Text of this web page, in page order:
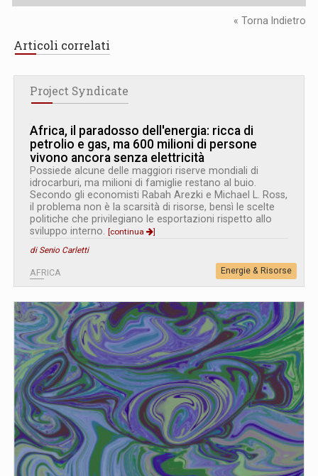
« Torna Indietro
Articoli correlati
Project Syndicate
Africa, il paradosso dell'energia: ricca di
petrolio e gas, ma 600 milioni di persone
vivono ancora senza elettricità
Possiede alcune delle maggiori riserve mondiali di
idrocarburi, ma milioni di famiglie restano al buio.
Secondo gli economisti Rabah Arezki e Michael L. Ross,
il problema non è la scarsità di risorse, bensì le scelte
politiche che privilegiano le esportazioni rispetto allo
sviluppo interno. [continua
]
di Senio Carletti
AFRICA Energie & Risorse